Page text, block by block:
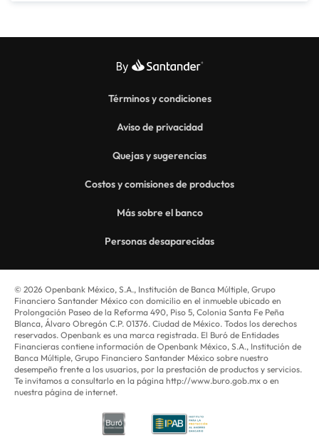
Términos y condiciones
Aviso de privacidad
Quejas y sugerencias
Costos y comisiones de productos
Más sobre el banco
Personas desaparecidas
© 2026 Openbank México, S.A., Institución de Banca Múltiple, Grupo
Financiero Santander México con domicilio en el inmueble ubicado en
Prolongación Paseo de la Reforma 490, Piso 5, Colonia Santa Fe Peña
Blanca, Álvaro Obregón C.P. 01376. Ciudad de México. Todos los derechos
reservados. Openbank es una marca registrada. El Buró de Entidades
Financieras contiene información de Openbank México, S.A., Institución de
Banca Múltiple, Grupo Financiero Santander México sobre nuestro
desempeño frente a los usuarios, por la prestación de productos y servicios.
Te invitamos a consultarlo en la página http://www.buro.gob.mx o en
nuestra página de internet.